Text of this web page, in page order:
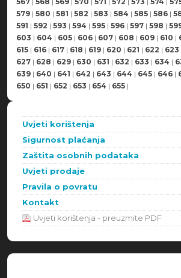
579 | 580 | 581 | 582 | 583 | 584 | 585 | 586 |
591 | 592 | 593 | 594 | 595 | 596 | 597 | 598 |
603 | 604 | 605 | 606 | 607 | 608 | 609 | 610 |
615 | 616 | 617 | 618 | 619 | 620 | 621 | 622 | 623
627 | 628 | 629 | 630 | 631 | 632 | 633 | 634 |
639 | 640 | 641 | 642 | 643 | 644 | 645 | 646 |
650 | 651 | 652 | 653 | 654 | 655 |
Uvjeti korištenja
Sigurnost plaćanja
Zaštita osobnih podataka
Uvjeti prodaje
Pravila o povratu
Kontakt
Uvjeti korištenja - preuzmite PDF